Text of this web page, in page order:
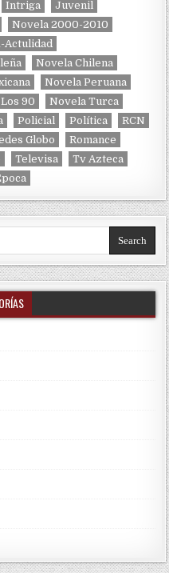
Intriga
Juvenil
Novela 2000-2010
Actulidad
Novela Chilena
Novela Peruana
90
Novela Turca
Policial Política
RCN
Globo
Romance
Televisa
Tv Azteca